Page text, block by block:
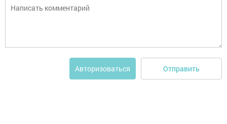
Авторизоваться Отправить